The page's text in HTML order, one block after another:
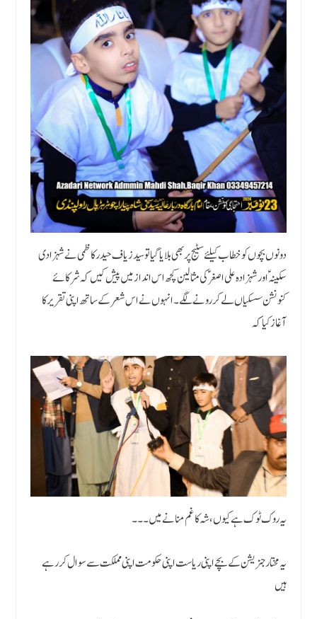
دونوں بچوں کو خطاب کیلئے سٹیج پر بھی بلایا گیا تو سید زیاف حیدر کاظمی نے شہزادی
سکینہ ؑ اور شہزادہ علی اصغرؑ کی مثالین کچھ اس انداز میں پیش کیں کہ شرکائے
کنونشن سسکیاں لے کر رونے لگے ۔ انہوں نے اس شعر کے ساتھ اپنی تقریر کا
آغاز کیا کہ
یہ روک ٹوک ہے کیوں ، شہ کا غم منانے میں ۔۔۔
یہ مختار جنریشن کے بچے اپنی ریاست اپنی حکومت اپنی مملکت سے سوال کر رہے
ہیں